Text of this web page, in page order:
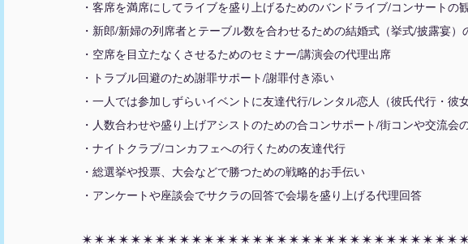
・客席を満席にしてライブを盛り上げるためのバンドライブ/コンサートの
・新郎/新婦の列席者とテーブル数を合わせるための結婚式（挙式/披露宴）
・空席を目立たなくさせるためのセミナー/講演会の代理出席
・トラブル回避のため謝罪サポート/謝罪付き添い
・一人では参加しずらいイベントに友達代行/レンタル恋人（彼氏代行・彼女
・人数合わせや盛り上げアシストのための合コンサポート/街コンや交流会
・ナイトクラブ/コンカフェへの行くための友達代行
・総選挙や投票、大会などで勝つための戦略的お手伝い
・アンケートや座談会でサクラの回答で会場を盛り上げる代理回答